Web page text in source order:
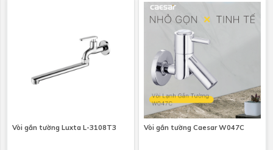
Vòi gắn tường Luxta L-3108T3 Vòi gắn tường Caesar W047C